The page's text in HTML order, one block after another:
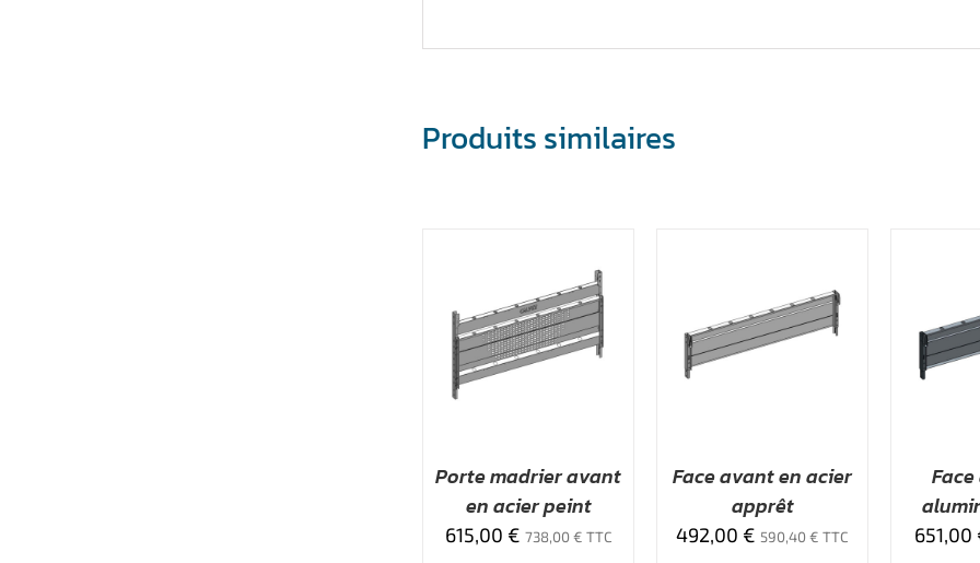
Produits similaires
Porte madrier avant
en acier peint
615,00 € 738,00€ TTC
AJOUTER AU DEVIS
/
APERÇU
Face avant en acier
apprêt
492,00 € 590,40€ TTC
AJOUTER AU DEVIS
/
APERÇU
651,00